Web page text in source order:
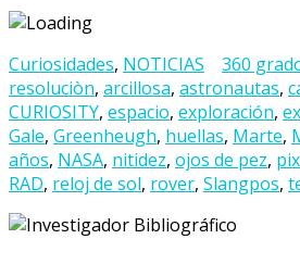
Curiosidades, NOTICIAS 360
resoluciòn, arcillosa, astronautas,
CURIOSITY, espacio, exploración,
Gale, Greenheugh, huellas, Marte,
años, NASA, nitidez, ojos de pez,
RAD, reloj de sol, rover, Slangpos,